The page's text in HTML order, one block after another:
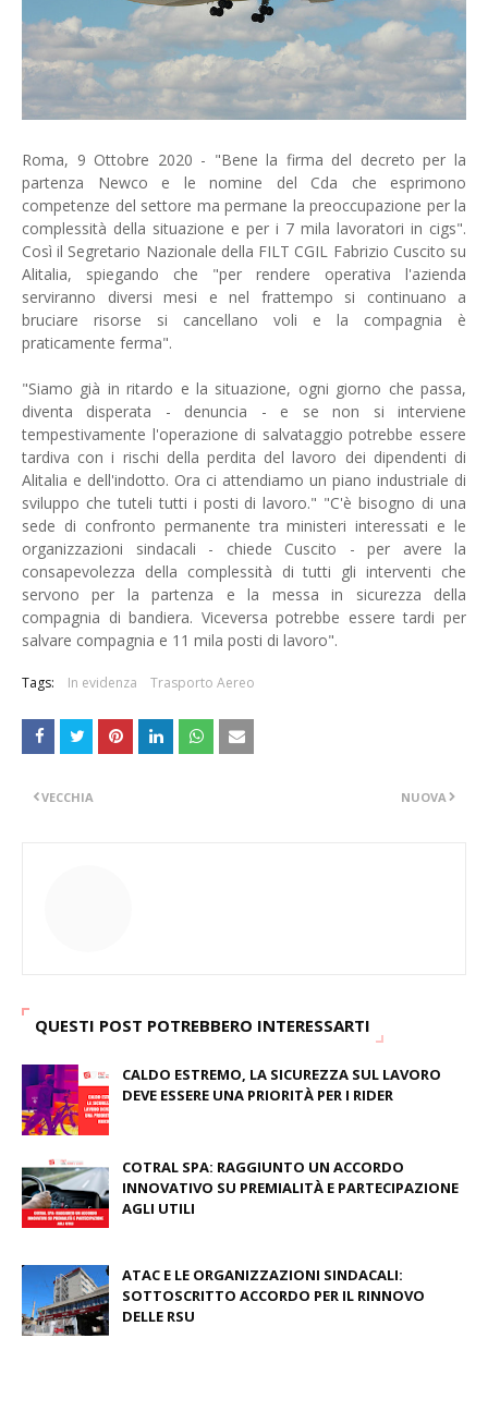
Roma, 9 Ottobre 2020 - "Bene la firma del decreto per la
partenza Newco e le nomine del Cda che esprimono
competenze del settore ma permane la preoccupazione per la
complessità della situazione e per i 7 mila lavoratori in cigs".
Così il Segretario Nazionale della FILT CGIL Fabrizio Cuscito su
Alitalia, spiegando che "per rendere operativa l'azienda
serviranno diversi mesi e nel frattempo si continuano a
bruciare risorse si cancellano voli e la compagnia è
praticamente ferma".
"Siamo già in ritardo e la situazione, ogni giorno che passa,
diventa disperata - denuncia - e se non si interviene
tempestivamente l'operazione di salvataggio potrebbe essere
tardiva con i rischi della perdita del lavoro dei dipendenti di
Alitalia e dell'indotto. Ora ci attendiamo un piano industriale di
sviluppo che tuteli tutti i posti di lavoro." "C'è bisogno di una
sede di confronto permanente tra ministeri interessati e le
organizzazioni sindacali - chiede Cuscito - per avere la
consapevolezza della complessità di tutti gli interventi che
servono per la partenza e la messa in sicurezza della
compagnia di bandiera. Viceversa potrebbe essere tardi per
salvare compagnia e 11 mila posti di lavoro".
Tags: In evidenza Trasporto Aereo
NUOVA
VECCHIA
QUESTI POST POTREBBERO INTERESSARTI
CALDO ESTREMO, LA SICUREZZA SUL LAVORO
DEVE ESSERE UNA PRIORITÀ PER I RIDER
COTRAL SPA: RAGGIUNTO UN ACCORDO
INNOVATIVO SU PREMIALITÀ E PARTECIPAZIONE
AGLI UTILI
ATAC E LE ORGANIZZAZIONI SINDACALI:
SOTTOSCRITTO ACCORDO PER IL RINNOVO
DELLE RSU